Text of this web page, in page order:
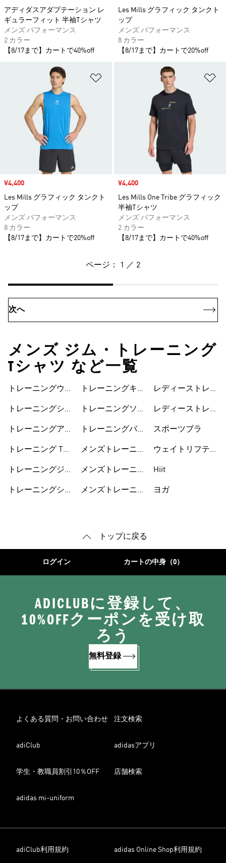
アディダスアダプテーション レ
ギュラーフィット 半袖Tシャツ
メンズ パフォーマンス
2 カラー
【8/17まで】カートで40%off
Les Mills グラフィック タンクト
ップ
メンズ パフォーマンス
8 カラー
【8/17まで】カートで20%off
ほしいものリストに追加
セール価格
¥4,400
Les Mills グラフィック タンクト
ップ
メンズ パフォーマンス
8 カラー
【8/17まで】カートで20%off
セール価格
¥4,400
Les Mills One Tribe グラフィック
半袖Tシャツ
メンズ パフォーマンス
2 カラー
【8/17まで】カートで40%off
ページ： 1 ／ 2
次へ
メンズ ジム・トレーニング
Tシャツ など一覧
トレーニングウェ
トレーニングシュ
トレーニングアク
トレーニング Tシ
トレーニングジャ
トレーニングショ
トレーニングキャ
トレーニングソッ
トレーニングバッ
メンズトレーニン
メンズトレーニン
メンズトレーニン
レディーストレー
レディーストレー
スポーツブラ
ウェイトリフティ
Hiit
ヨガ
トップに戻る
ログイン カートの中身（0）
ADICLUBに登録して、
10%OFFクーポンを受け取
ろう
無料登録
よくある質問・お問い合わせ 注文検索
adiClub adidasアプリ
学生・教職員割引10％OFF 店舗検索
adidas mi-uniform
adiClub利用規約 adidas Online Shop利用規約